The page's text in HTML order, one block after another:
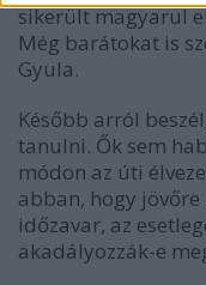
sikerült magyarul
Még barátokat is
Gyula.
Később arról
tanulni. Ők sem
módon az úti
abban, hogy
időzavar, az
akadályozzák-e